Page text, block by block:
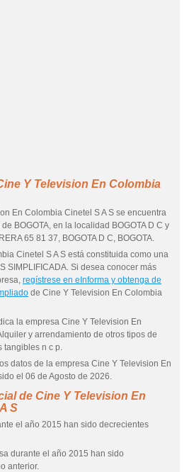
Y Television En Colombia
En Colombia Cinetel S A S se encuentra
BOGOTA, en la localidad BOGOTA D C y
65 81 37, BOGOTA D C, BOGOTA.
Cinetel S A S está constituida como una
SIMPLIFICADA. Si desea conocer más
regístrese en eInforma y obtenga de
de Cine Y Television En Colombia
la empresa Cine Y Television En
y arrendamiento de otros tipos de
tangibles n c p.
datos de la empresa Cine Y Television En
el 06 de Agosto de 2026.
de Cine Y Television En
S
el año 2015 han sido decrecientes
durante el año 2015 han sido
anterior.